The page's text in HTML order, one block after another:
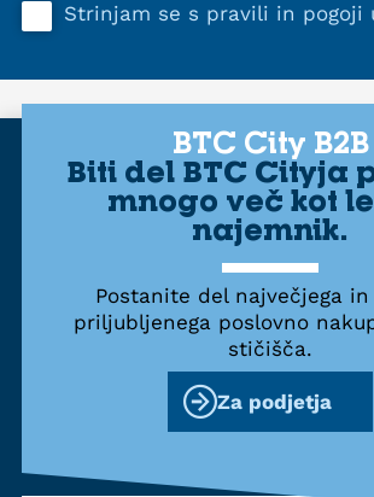
Strinjam se s pravili in pogoji
BTC City B2B
Biti del BTC Cityja
mnogo več kot
najemnik.
Postanite del največjega
priljubljenega poslovno
stičišča.
Za podjetja